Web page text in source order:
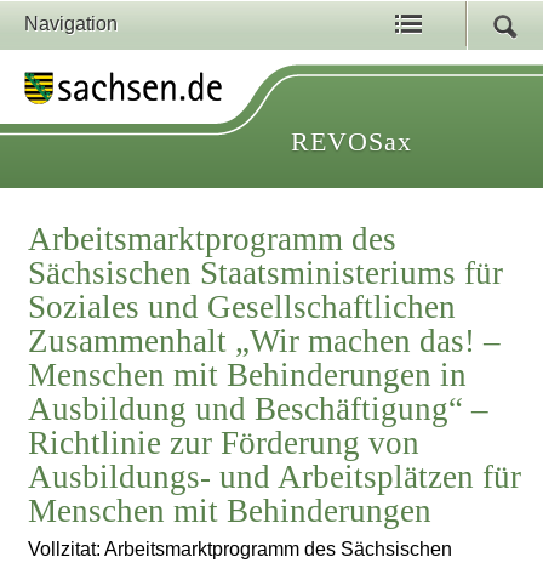
Navigation
REVOSax
Arbeitsmarktprogramm des
Sächsischen Staatsministeriums für
Soziales und Gesellschaftlichen
Zusammenhalt „Wir machen das! –
Menschen mit Behinderungen in
Ausbildung und Beschäftigung“ –
Richtlinie zur Förderung von
Ausbildungs- und Arbeitsplätzen für
Menschen mit Behinderungen
Vollzitat: Arbeitsmarktprogramm des Sächsischen